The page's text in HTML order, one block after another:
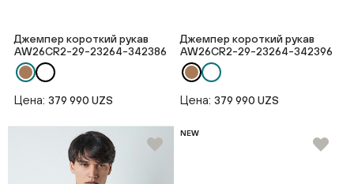
Джемпер короткий рукав
AW26CR2-29-23264-342386
Цена: 379 990 UZS
Джемпер короткий рукав
AW26CR2-29-23264-342396
Цена: 379 990 UZS
NEW